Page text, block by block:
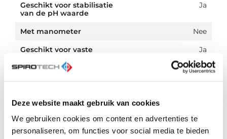
Deze website maakt gebruik van cookies
We gebruiken cookies om content en advertenties te
personaliseren, om functies voor social media te bieden
Geschikt voor stabilisatie
van de pH waarde
Ja
Met manometer
Nee
Geschikt voor vaste
Ja
Nee
Connectie (d)
Met filter
Nee